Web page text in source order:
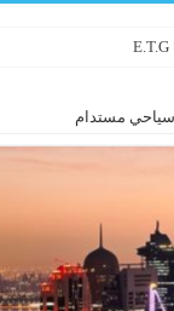
المجتمعية”
سياحي مستدام